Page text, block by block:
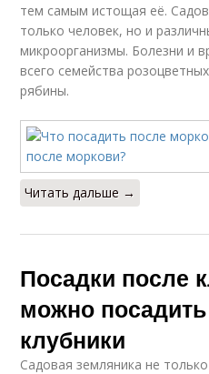
тем самым истощая её.
только человек, но и
микроорганизмы. Болезни и
всего семейства
рябины.
Читать дальше →
Посадки после
можно
клубники
Садовая земляника не